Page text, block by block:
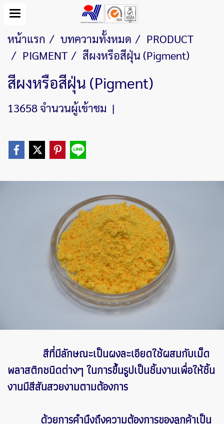
หน้าแรก บทความทั้งหมด
PRODUCT
PIGMENT
สีผงหรือสีฝุ่น (Pigment)
สีผงหรือสีฝุ่น (Pigment)
13658 จำนวนผู้เข้าชม |
สีที่มีลักษณะเป็นผงละเอียดใช้ผสมกับเม็ด
พลาสติกชนิดต่างๆ ในการขึ้นรูปเป็นชิ้นงานเพื่อให้ชิ้น
งานมีสีสันสวยงามตามต้องการ
ด้วยการคำนึงถึงความต้องการของลูกค้าเป็น